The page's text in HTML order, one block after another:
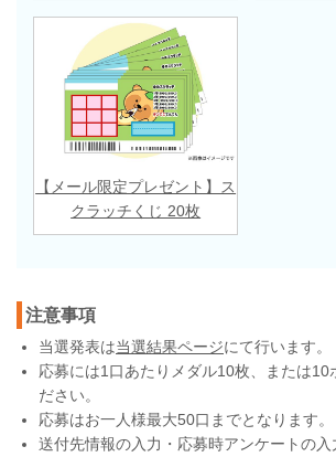
【メール限定プレゼント】ス
クラッチくじ 20枚
注意事項
当選発表は当選結果ページにて行います。
応募には1口あたりメダル10枚、または10
ださい。
応募はお一人様最大50口までとなります。
送付先情報の入力・応募時アンケートの